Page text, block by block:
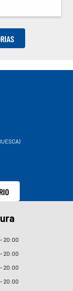
20:00
20:00
20:00
20:00